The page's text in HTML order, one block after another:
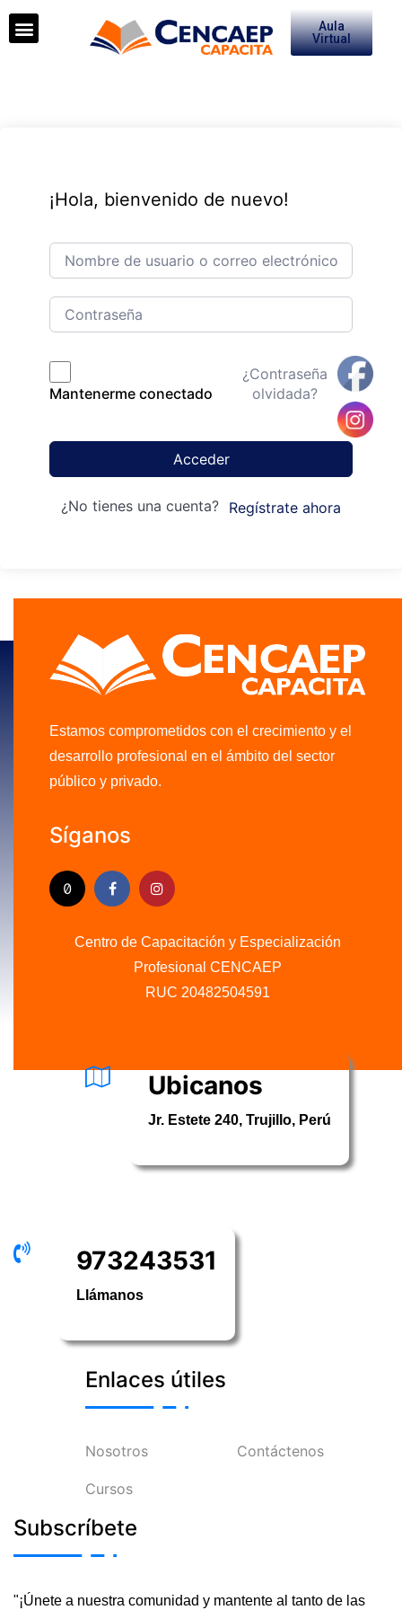
Aula
Virtual
¡Hola, bienvenido de nuevo!
Mantenerme conectado
¿Contraseña
olvidada?
Acceder
¿No tienes una cuenta? Regístrate ahora
Estamos comprometidos con el crecimiento y el
desarrollo profesional en el ámbito del sector
público y privado.
Síganos
Centro de Capacitación y Especialización
Profesional CENCAEP
RUC 20482504591
Ubicanos
Jr. Estete 240, Trujillo, Perú
973243531
Llámanos
Enlaces útiles
Nosotros
Cursos
Contáctenos
Subscríbete
"¡Únete a nuestra comunidad y mantente al tanto de las